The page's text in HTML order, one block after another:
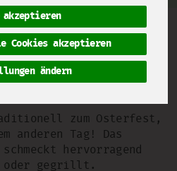
Cookies akzeptieren
ändern
1 von 2093
zum Osterfest,
anderen Tag! Das
hervorragend
oder gegrillt.